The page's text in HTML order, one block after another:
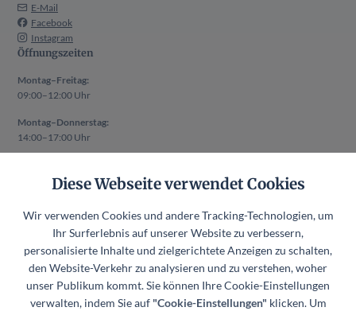
E-Mail
Facebook
Instagram
Öffnungszeiten
Montag–Freitag:
09:00–12:00 Uhr
Montag–Donnerstag:
14:00–17:00 Uhr
vorheriger Absprache möglich.
Datenschutzerklärung
Datenschutzerklärung Mitgliederverwaltung
Hinweisgeberkanal
Datenschutzerklärung Hinweisgeberkanal
Diese Webseite verwendet Cookies
Wir verwenden Cookies und andere Tracking-Technologien, um
Ihr Surferlebnis auf unserer Website zu verbessern,
personalisierte Inhalte und zielgerichtete Anzeigen zu schalten,
den Website-Verkehr zu analysieren und zu verstehen, woher
unser Publikum kommt. Sie können Ihre Cookie-Einstellungen
verwalten, indem Sie auf "Cookie-Einstellungen" klicken. Um